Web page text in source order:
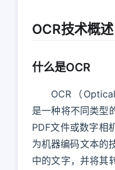
OCR技术概述
什么是OCR
OCR（
是一种将不同类型
PDF文件或数字相
为机器编码文本的
中的文字，并将其